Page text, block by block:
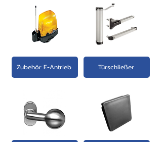
Zubehör E-Antrieb Türschließer